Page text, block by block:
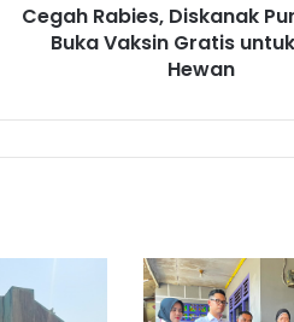
HewanCegah Rabies, Diskanak
Buka Vaksin Gratis
Hewan